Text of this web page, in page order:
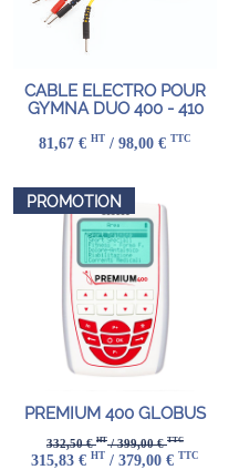
CABLE ELECTRO POUR
GYMNA DUO 400 - 410
81,67 € HT / 98,00 € TTC
PROMOTION
PREMIUM 400 GLOBUS
332,50 €HT/ 399,00 €TTC
315,83 € HT / 379,00 € TTC